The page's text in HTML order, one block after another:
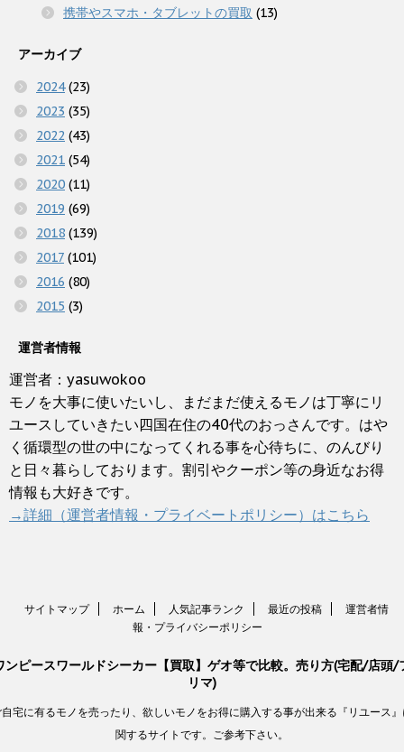
携帯やスマホ・タブレットの買取 (13)
アーカイブ
2024(23)
2023 (35)
2022 (43)
2021 (54)
2020 (11)
2019 (69)
2018 (139)
2017 (101)
2016 (80)
2015 (3)
運営者情報
運営者：yasuwokoo
モノを大事に使いたいし、まだまだ使えるモノは丁寧にリ
ユースしていきたい四国在住の40代のおっさんです。はや
く循環型の世の中になってくれる事を心待ちに、のんびり
と日々暮らしております。割引やクーポン等の身近なお得
情報も大好きです。
→詳細（運営者情報・プライベートポリシー）はこちら
サイトマップ ホーム 人気記事ランク 最近の投稿
運営者情
報・プライバシーポリシー
ンピースワールドシーカー【買取】ゲオ等で比較。売り方(宅配/店頭/
リマ)
宅に有るモノを売ったり、欲しいモノをお得に購入する事が出来る『リユース
関するサイトです。ご参考下さい。